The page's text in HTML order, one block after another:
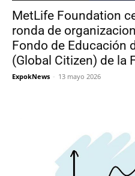
MetLife Foundation
ronda de
Fondo de Educación
(Global Citizen) de la
ExpokNews - 13 mayo 2026